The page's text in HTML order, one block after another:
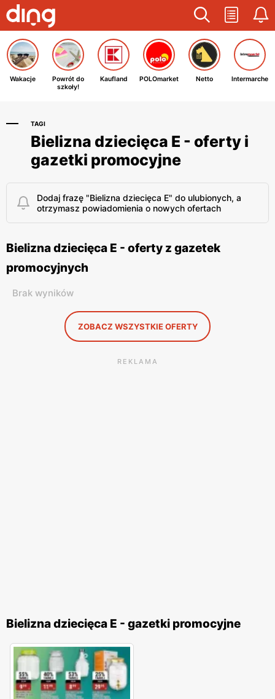
Wakacje
Powrót do
szkoły!
Kaufland POLOmarket Netto Intermarche
TAGI
Bielizna dziecięca E - oferty i
gazetki promocyjne
Dodaj frazę "Bielizna dziecięca E" do ulubionych, a
otrzymasz powiadomienia o nowych ofertach
Bielizna dziecięca E - oferty z gazetek
promocyjnych
Brak wyników
ZOBACZ WSZYSTKIE OFERTY
REKLAMA
Bielizna dziecięca E - gazetki promocyjne